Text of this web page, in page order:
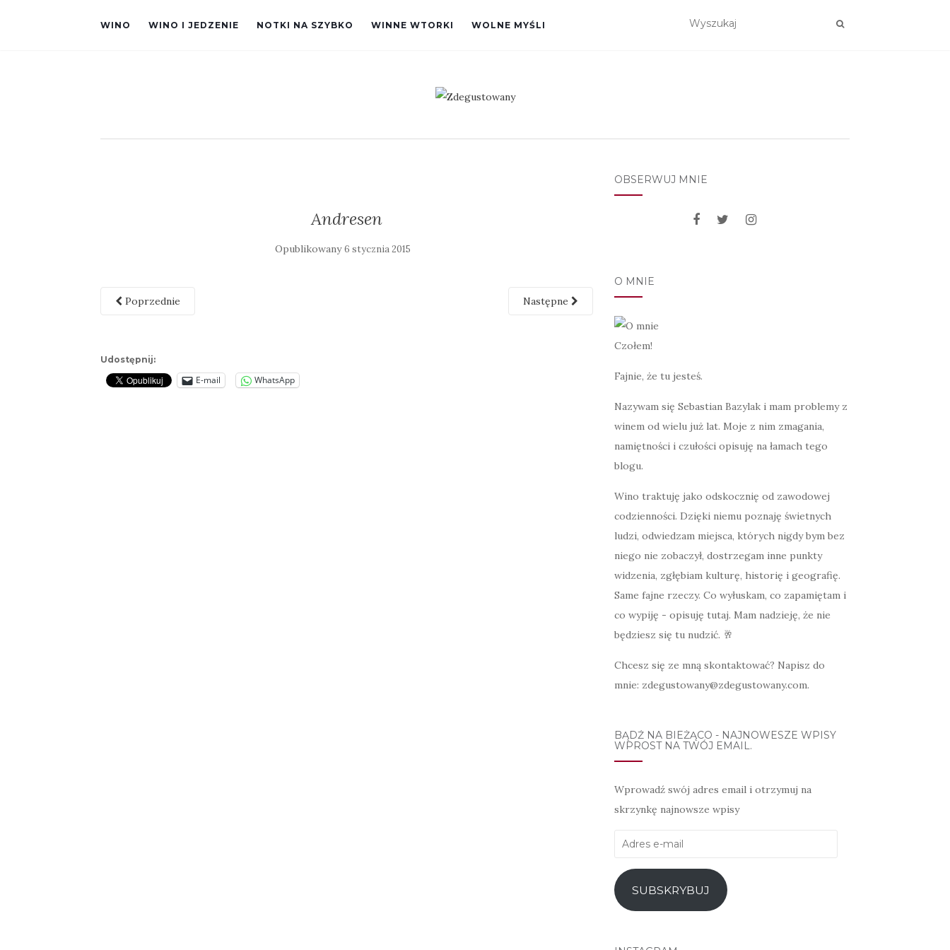
WINO WINO I JEDZENIE NOTKI NA SZYBKO WINNE WTORKI WOLNE MYŚLI
Andresen
Opublikowany6 stycznia 2015
Poprzednie Następne
Udostępnij:
E-mail WhatsApp
OBSERWUJ MNIE
O MNIE
Czołem!
Fajnie, że tu jesteś.
Nazywam się Sebastian Bazylak i mam problemy z
winem od wielu już lat. Moje z nim zmagania,
namiętności i czułości opisuję na łamach tego
blogu.
Wino traktuję jako odskocznię od zawodowej
codzienności. Dzięki niemu poznaję świetnych
ludzi, odwiedzam miejsca, których nigdy bym bez
niego nie zobaczył, dostrzegam inne punkty
widzenia, zgłębiam kulturę, historię i geografię.
Same fajne rzeczy. Co wyłuskam, co zapamiętam i
co wypiję - opisuję tutaj. Mam nadzieję, że nie
będziesz się tu nudzić. 🥂
Chcesz się ze mną skontaktować? Napisz do
mnie: zdegustowany@zdegustowany.com.
BĄDŹ NA BIEŻĄCO - NAJNOWESZE WPISY
WPROST NA TWÓJ EMAIL.
Wprowadź swój adres email i otrzymuj na
skrzynkę najnowsze wpisy
Adres
mail
SUBSKRYBUJ